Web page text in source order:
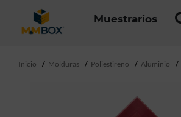
Muestrarios
Inicio Molduras Poliestireno Aluminio